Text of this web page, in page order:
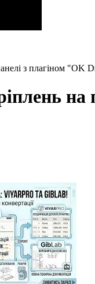
з плагіном "OK